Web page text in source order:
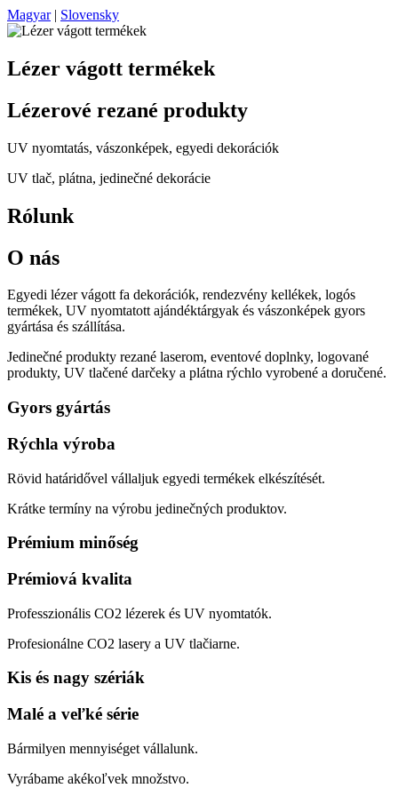
Magyar| Slovensky
Lézer vágott termékek
Lézerové rezané produkty
UV nyomtatás, vászonképek, egyedi dekorációk
UV tlač, plátna, jedinečné dekorácie
Rólunk
O nás
Egyedi lézer vágott fa dekorációk, rendezvény kellékek, logós
termékek, UV nyomtatott ajándéktárgyak és vászonképek gyors
gyártása és szállítása.
Jedinečné produkty rezané laserom, eventové doplnky, logované
produkty, UV tlačené darčeky a plátna rýchlo vyrobené a doručené.
Gyors gyártás
Rýchla výroba
Rövid határidővel vállaljuk egyedi termékek elkészítését.
Krátke termíny na výrobu jedinečných produktov.
Prémium minőség
Prémiová kvalita
Professzionális CO2 lézerek és UV nyomtatók.
Profesionálne CO2 lasery a UV tlačiarne.
Kis és nagy szériák
Malé a veľké série
Bármilyen mennyiséget vállalunk.
Vyrábame akékoľvek množstvo.